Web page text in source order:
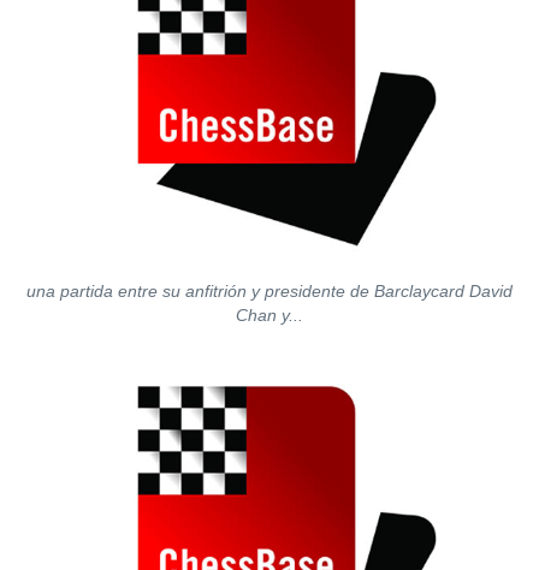
una partida entre su anfitrión y presidente de Barclaycard David
Chan y...